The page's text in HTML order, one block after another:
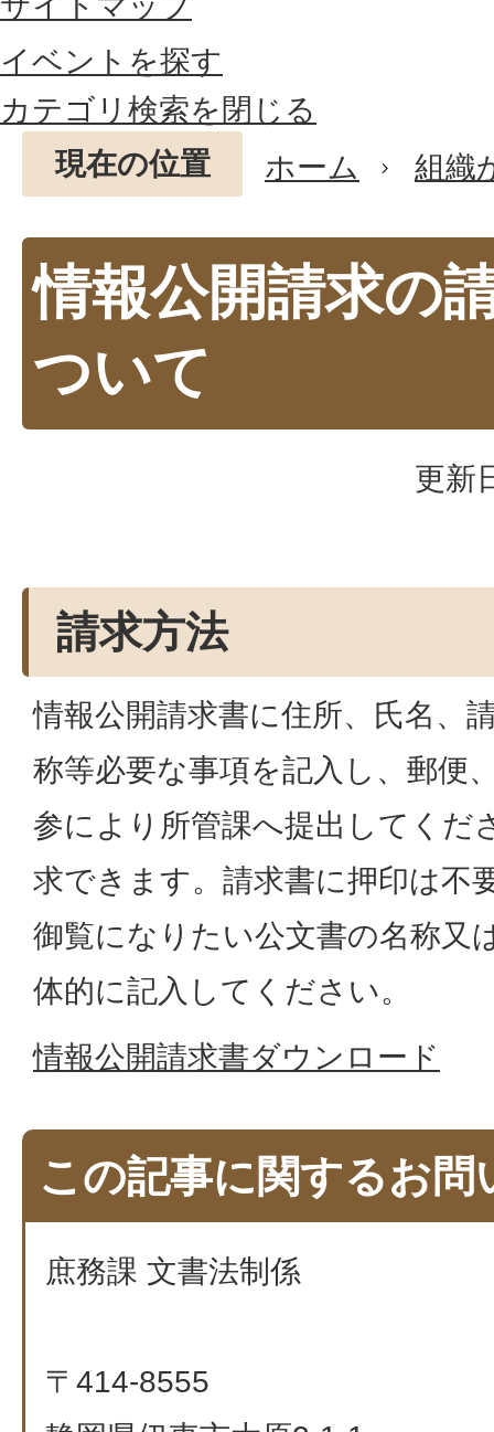
イベントを探す
カテゴリ検索を閉じる
現在の位置
ホーム 組織
情報公開請求の
ついて
更新
請求方法
情報公開請求書に住所、氏名、
称等必要な事項を記入し、郵便
参により所管課へ提出してくだ
求できます。請求書に押印は不
御覧になりたい公文書の名称又
体的に記入してください。
情報公開請求書ダウンロード
この記事に関するお問
庶務課 文書法制係
〒414-8555